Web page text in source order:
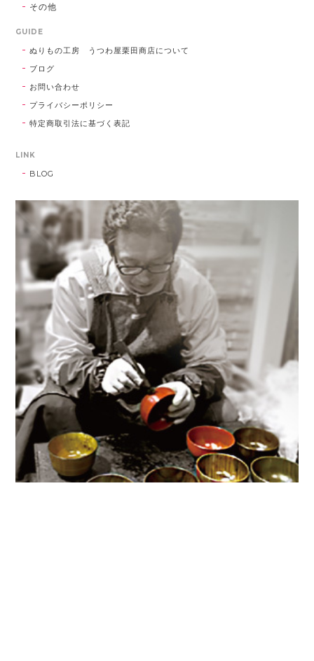
その他
GUIDE
ぬりもの工房 うつわ屋栗田商店について
ブログ
お問い合わせ
プライバシーポリシー
特定商取引法に基づく表記
LINK
BLOG